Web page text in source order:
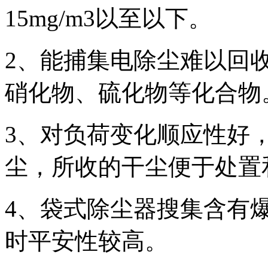
15mg/m3以至以下。
2、能捕集电除尘难以回
硝化物、硫化物等化合物
3、对负荷变化顺应性好
尘，所收的干尘便于处
4、袋式除尘器搜集含有
时平安性较高。